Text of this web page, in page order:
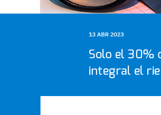
13 ABR 2023
Solo el 30%
integral el